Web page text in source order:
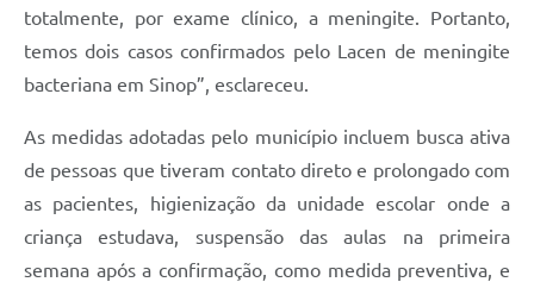
totalmente, por exame clínico, a meningite. Portanto,
temos dois casos confirmados pelo Lacen de meningite
bacteriana em Sinop”, esclareceu.
As medidas adotadas pelo município incluem busca ativa
de pessoas que tiveram contato direto e prolongado com
as pacientes, higienização da unidade escolar onde a
criança estudava, suspensão das aulas na primeira
semana após a confirmação, como medida preventiva, e